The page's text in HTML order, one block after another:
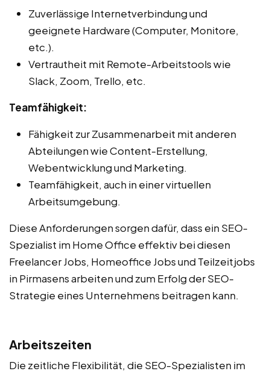
Zuverlässige Internetverbindung und
geeignete Hardware (Computer, Monitore,
etc.).
Vertrautheit mit Remote-Arbeitstools wie
Slack, Zoom, Trello, etc.
Teamfähigkeit:
Fähigkeit zur Zusammenarbeit mit anderen
Abteilungen wie Content-Erstellung,
Webentwicklung und Marketing.
Teamfähigkeit, auch in einer virtuellen
Arbeitsumgebung.
Diese Anforderungen sorgen dafür, dass ein SEO-
Spezialist im Home Office effektiv bei diesen
Freelancer Jobs, Homeoffice Jobs und Teilzeitjobs
in Pirmasens arbeiten und zum Erfolg der SEO-
Strategie eines Unternehmens beitragen kann.
Arbeitszeiten
Die zeitliche Flexibilität, die SEO-Spezialisten im